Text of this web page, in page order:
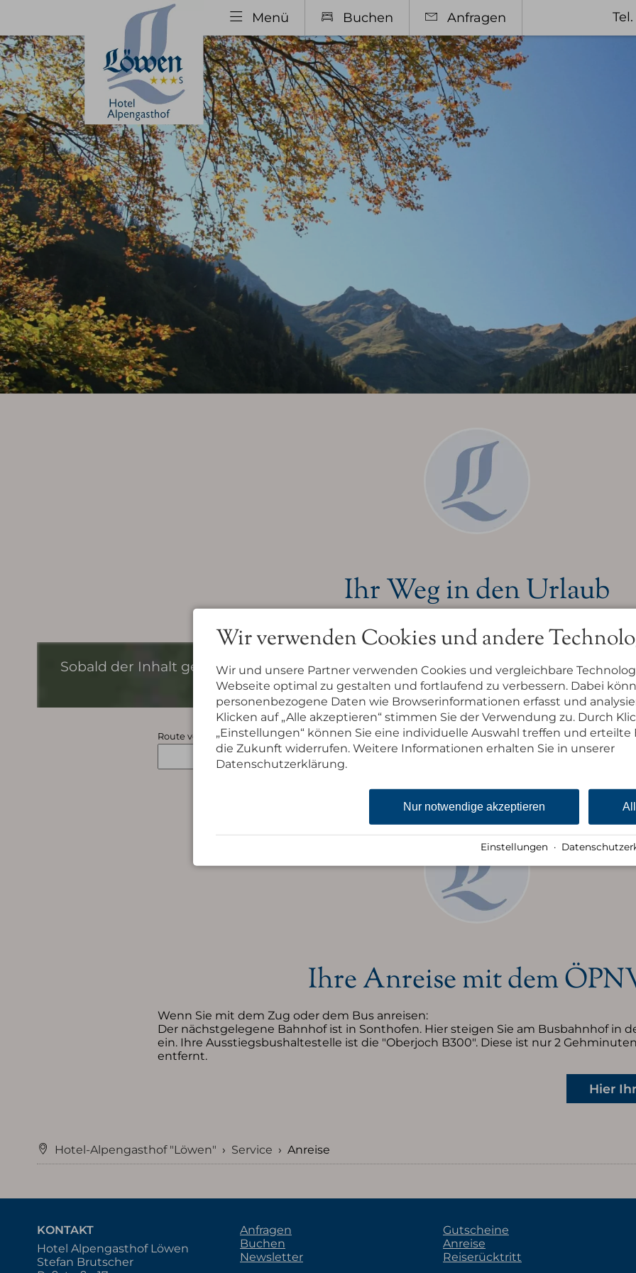
Menü Buchen Anfragen
Entdecken Wohnen
Allgäu Urlaub Service
Ihr Weg in den Urlaub
Dieser Inhalt wird von Google Maps eingebettet und
Sobald der Inhalt geladen wird, können personenbezogene Daten durch Google
Inhalt des iFrames laden
Route von Route nach
Ihre Anreise mit dem
Wenn Sie mit dem Zug oder dem Bus anreisen:
Der nächstgelegene Bahnhof ist in Sonthofen. Hier steigen Sie am Busbahnhof in
ein. Ihre Ausstiegsbushaltestelle ist die "Oberjoch B300". Diese ist nur 2
entfernt.
Hier
Hotel-Alpengasthof "Löwen" › Service › Anreise
KONTAKT
Hotel Alpengasthof Löwen
Stefan Brutscher
Anfragen
Buchen
Newsletter
Gutscheine
Anreise
Reiserücktritt
Wir verwenden Cookies und andere
Wir und unsere Partner verwenden Cookies und vergleichbare
Webseite optimal zu gestalten und fortlaufend zu verbessern. Dabei
personenbezogene Daten wie Browserinformationen erfasst und
Klicken auf „Alle akzeptieren“ stimmen Sie der Verwendung zu. Durch
„Einstellungen“ können Sie eine individuelle Auswahl treffen und
die Zukunft widerrufen. Weitere Informationen erhalten Sie in unserer
Datenschutzerklärung.
Nur notwendige akzeptieren
Einstellungen ·